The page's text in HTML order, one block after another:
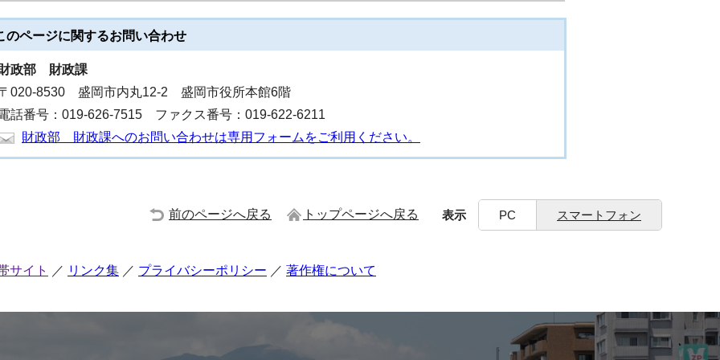
のページに関するお問い合わせ
政部 財政課
020-8530 盛岡市内丸12-2 盛岡市役所本館6階
話番号：019-626-7515 ファクス番号：019-622-6211
財政部 財政課へのお問い合わせは専用フォームをご利用ください。
前のページへ戻る トップページへ戻る 表示 PC スマートフォン
サイト リンク集 プライバシーポリシー 著作権について